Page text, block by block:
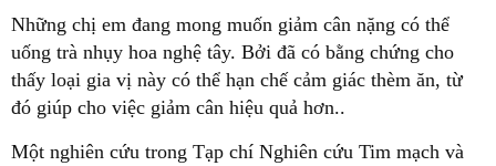
Những chị em đang mong muốn giảm cân nặng có thể
uống trà nhụy hoa nghệ tây. Bởi đã có bằng chứng cho
thấy loại gia vị này có thể hạn chế cảm giác thèm ăn, từ
đó giúp cho việc giảm cân hiệu quả hơn..
Một nghiên cứu trong Tạp chí Nghiên cứu Tim mạch và